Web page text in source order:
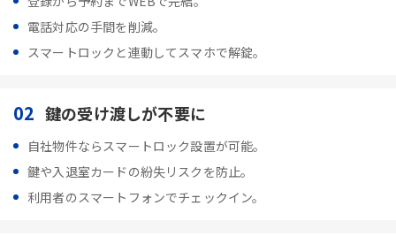
電話対応の手間を削減。
スマートロックと連動してスマホで解錠。
02 鍵の受け渡しが不要に
自社物件ならスマートロック設置が可能。
鍵や入退室カードの紛失リスクを防止。
利用者のスマートフォンでチェックイン。